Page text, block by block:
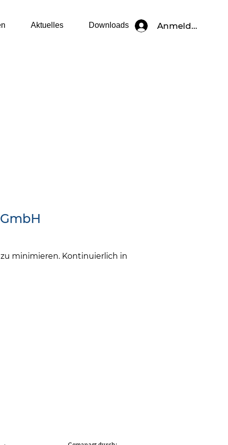
Aktuelles Downloads Anmelden
minimieren. Kontinuierlich in